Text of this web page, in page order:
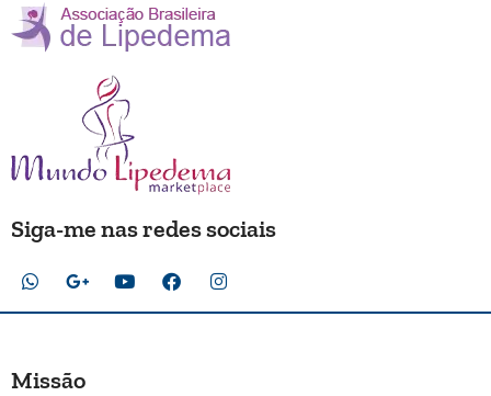
Siga-me nas redes sociais
Missão